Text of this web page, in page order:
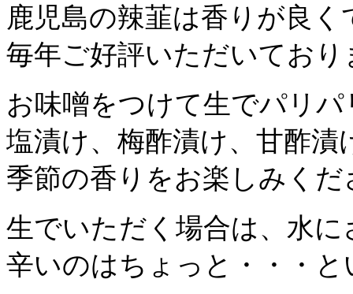
鹿児島の辣韮は香りが良
毎年ご好評いただいており
お味噌をつけて生でパリパ
塩漬け、梅酢漬け、甘酢漬
季節の香りをお楽しみくだ
生でいただく場合は、水
辛いのはちょっと・・・